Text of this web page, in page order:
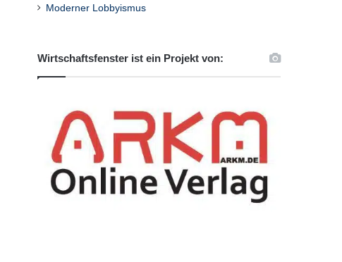
Moderner Lobbyismus
Wirtschaftsfenster ist ein Projekt von: